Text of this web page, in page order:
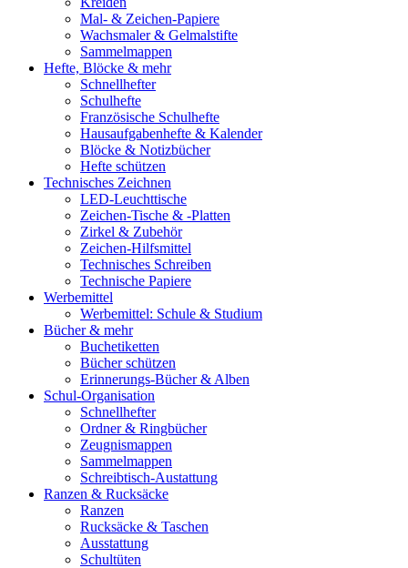
Mal- & Zeichen-Papiere
Wachsmaler & Gelmalstifte
Sammelmappen
Hefte, Blöcke & mehr
Schnellhefter
Schulhefte
Französische Schulhefte
Hausaufgabenhefte & Kalender
Blöcke & Notizbücher
Hefte schützen
Technisches Zeichnen
LED-Leuchttische
Zeichen-Tische & -Platten
Zirkel & Zubehör
Zeichen-Hilfsmittel
Technisches Schreiben
Technische Papiere
Werbemittel
Werbemittel: Schule & Studium
Bücher & mehr
Buchetiketten
Bücher schützen
Erinnerungs-Bücher & Alben
Schul-Organisation
Schnellhefter
Ordner & Ringbücher
Zeugnismappen
Sammelmappen
Schreibtisch-Austattung
Ranzen & Rucksäcke
Ranzen
Rucksäcke & Taschen
Ausstattung
Schultüten